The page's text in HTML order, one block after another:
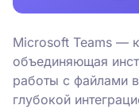
Microsoft Teams —
объединяющая
работы с файлами
глубокой